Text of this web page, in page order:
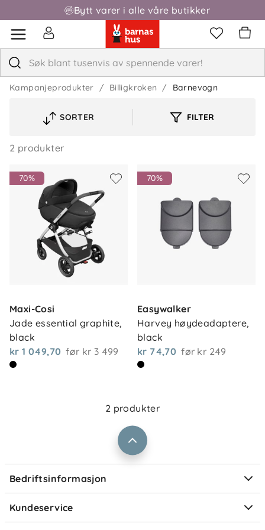
Bytt varer i alle våre butikker
Kampanjeprodukter Billigkroken Barnevogn
SORTER FILTER
2 produkter
70%
Maxi-Cosi
Jade essential graphite,
black
kr 1 049,70 før kr 3 499
70%
Easywalker
Harvey høydeadaptere,
black
kr 74,70 før kr 249
2 produkter
Bedriftsinformasjon
Om oss
Våre butikker
Størrelsesguider
Kundeservice
Kontakt oss
Frakt og levering
Ofte stilte spørsmål
Om Klarna